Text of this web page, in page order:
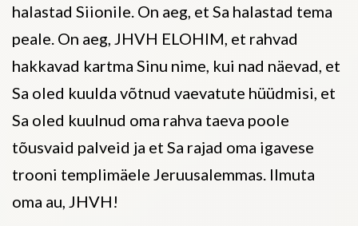
halastad Siionile. On aeg, et Sa halastad tema
peale. On aeg, JHVH ELOHIM, et rahvad
hakkavad kartma Sinu nime, kui nad näevad, et
Sa oled kuulda võtnud vaevatute hüüdmisi, et
Sa oled kuulnud oma rahva taeva poole
tõusvaid palveid ja et Sa rajad oma igavese
trooni templimäele Jeruusalemmas. Ilmuta
oma au, JHVH!